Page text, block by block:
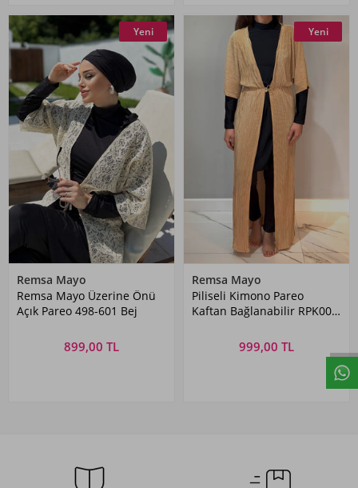
Yeni
Remsa Mayo
Remsa Mayo Üzerine Önü
Açık Pareo 498-601 Bej
899,00 TL
Yeni
Remsa Mayo
Piliseli Kimono Pareo
Kaftan Bağlanabilir RPK004
999,00 TL